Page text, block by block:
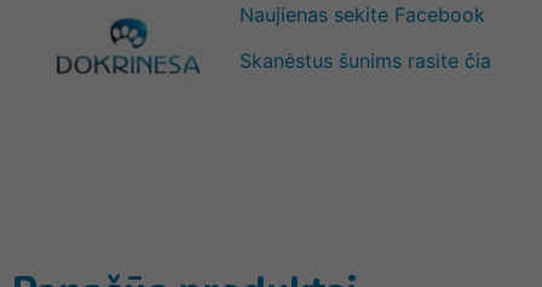
Naujienas sekite Facebook
Skanėstus šunims rasite čia